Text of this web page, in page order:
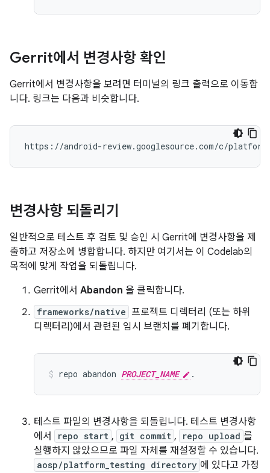
Gerrit에서 변경사항 확인
Gerrit에서 변경사항을 보려면 터미널의 링크 출력으로 이동합
니다. 링크는 다음과 비슷합니다.
변경사항 되돌리기
일반적으로 테스트 후 검토 및 승인 시 Gerrit에 변경사항을 제
출하고 저장소에 병합합니다. 하지만 여기서는 이 Codelab의
목적에 맞게 작업을 되돌립니다.
Gerrit에서 Abandon 을 클릭합니다.
frameworks/native 프로젝트 디렉터리 (또는 하위
디렉터리)에서 관련된 임시 브랜치를 폐기합니다.
repo abandon PROJECT_NAME .
테스트 파일의 변경사항을 되돌립니다. 테스트 변경사항
에서
repo start , git commit , repo upload 를
실행하지 않았으므로 파일 자체를 재설정할 수 있습니다.
aosp/platform_testing directory 에 있다고 가정